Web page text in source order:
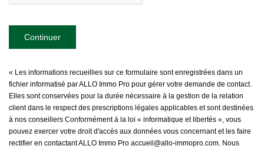
Continuer
« Les informations recueillies sur ce formulaire sont enregistrées dans un
fichier informatisé par ALLO Immo Pro pour gérer votre demande de contact.
Elles sont conservées pour la durée nécessaire à la gestion de la relation
client dans le respect des prescriptions légales applicables et sont destinées
à nos conseillers Conformément à la loi « informatique et libertés », vous
pouvez exercer votre droit d'accès aux données vous concernant et les faire
rectifier en contactant ALLO Immo Pro accueil@allo-immopro.com. Nous